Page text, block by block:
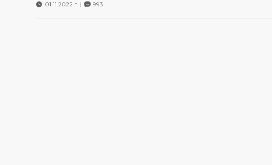
01.11.2022 г. | 993